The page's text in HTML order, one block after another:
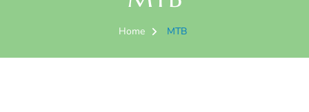
Home MTB